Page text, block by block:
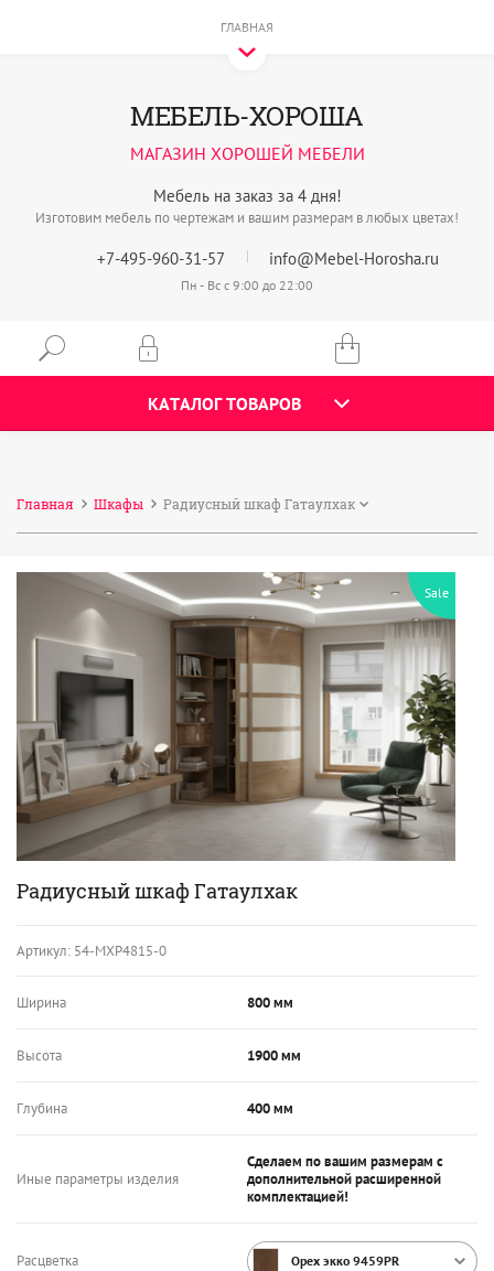
ГЛАВНАЯ
Мебель на заказ за 4 дня!
Изготовим мебель по чертежам и вашим размерам в любых цветах!
МЕБЕЛЬ-ХОРОША
МАГАЗИН ХОРОШЕЙ МЕБЕЛИ
+7-495-960-31-57 info@Mebel-Horosha.ru
Пн - Вс с 9:00 до 22:00
КАТАЛОГ ТОВАРОВ
Главная Шкафы Радиусный шкаф Гатаулхак
Sale
Радиусный шкаф Гатаулхак
Артикул: 54-МХР4815-0
Ширина 800 мм
Высота 1900 мм
Глубина 400 мм
Иные параметры изделия
Сделаем по вашим размерам с
дополнительной расширенной
комплектацией!
Расцветка Орех экко 9459PR